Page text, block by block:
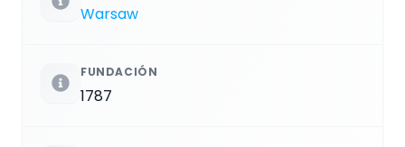
Warsaw
FUNDACIÓN
1787